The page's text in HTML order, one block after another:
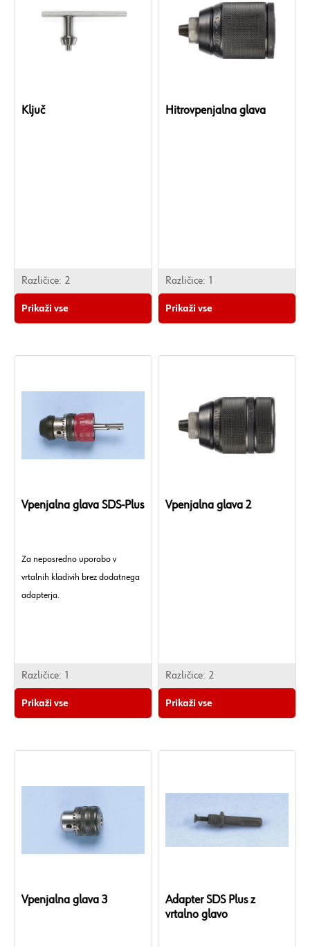
Ključ
Različice: 2
Prikaži vse
Hitrovpenjalna glava
Različice: 1
Prikaži vse
Vpenjalna glava SDS-Plus
Za neposredno uporabo v
vrtalnih kladivih brez dodatnega
adapterja.
Različice: 1
Prikaži vse
Vpenjalna glava 2
Različice: 2
Prikaži vse
Vpenjalna glava 3
Adapter SDS Plus z
vrtalno glavo